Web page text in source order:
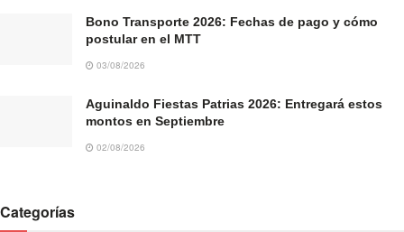
Bono Transporte 2026: Fechas de pago y cómo
postular en el MTT
03/08/2026
Aguinaldo Fiestas Patrias 2026: Entregará estos
montos en Septiembre
02/08/2026
Categorías